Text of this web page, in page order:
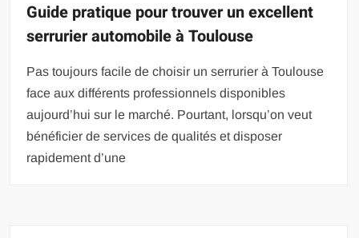
Guide pratique pour trouver un excellent
serrurier automobile à Toulouse
Pas toujours facile de choisir un serrurier à Toulouse
face aux différents professionnels disponibles
aujourd’hui sur le marché. Pourtant, lorsqu’on veut
bénéficier de services de qualités et disposer
rapidement d’une